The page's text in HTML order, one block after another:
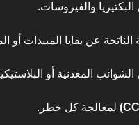
والفيروسات.
الناتجة عن بقايا المبيدات أو
المعدنية أو
لمعالجة كل خطر.